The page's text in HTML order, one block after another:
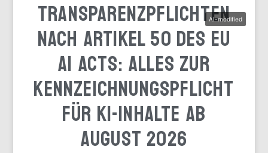
Transparenzpflichten
nach Artikel 50 des EU
AI Acts: Alles zur
Kennzeichnungspflicht
für KI-Inhalte ab
August 2026
AI-modified